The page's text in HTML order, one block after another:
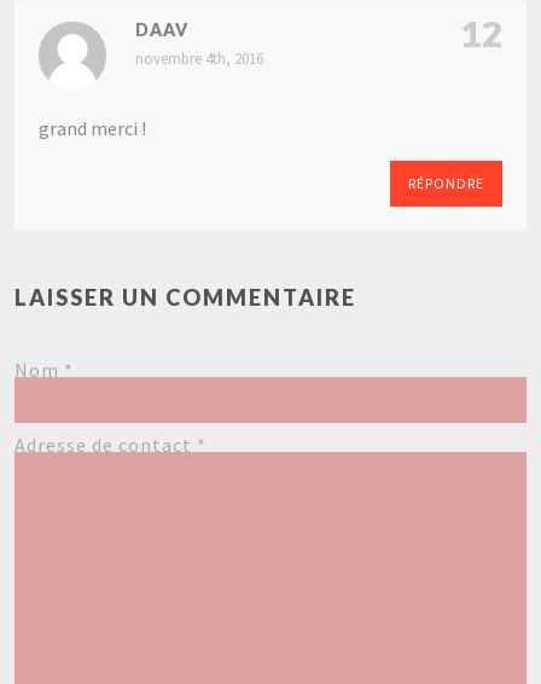
DAAV
novembre 4th, 2016
grand merci !
RÉPONDRE
12
LAISSER UN COMMENTAIRE
Nom *
Adresse de contact *